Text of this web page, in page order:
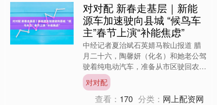
对对配 新春走基层｜新能
源车加速驶向县城 “候鸟车
主”春节上演“补能焦虑”
中经记者夏治斌石英婧马鞍山报道 腊
月二十六，陶馨妍（化名）和她老公驾
驶着纯电动汽车，准备从市区驶回农村
老家过年。启程前的最后一件大事，陶
馨妍提醒她老公要把车充满....
对对配
查看： 170 分类： 网上配资网